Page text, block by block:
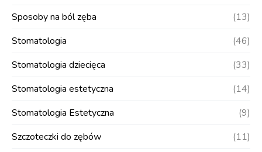
Sposoby na ból zęba
(13)
Stomatologia
(46)
Stomatologia dziecięca
(33)
Stomatologia estetyczna
(14)
Stomatologia Estetyczna
(9)
Szczoteczki do zębów
(11)